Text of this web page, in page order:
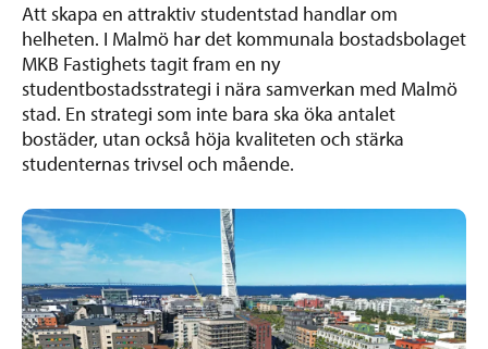
Att skapa en attraktiv studentstad handlar om
helheten. I Malmö har det kommunala bostadsbolaget
MKB Fastighets tagit fram en ny
studentbostadsstrategi i nära samverkan med Malmö
stad. En strategi som inte bara ska öka antalet
bostäder, utan också höja kvaliteten och stärka
studenternas trivsel och mående.